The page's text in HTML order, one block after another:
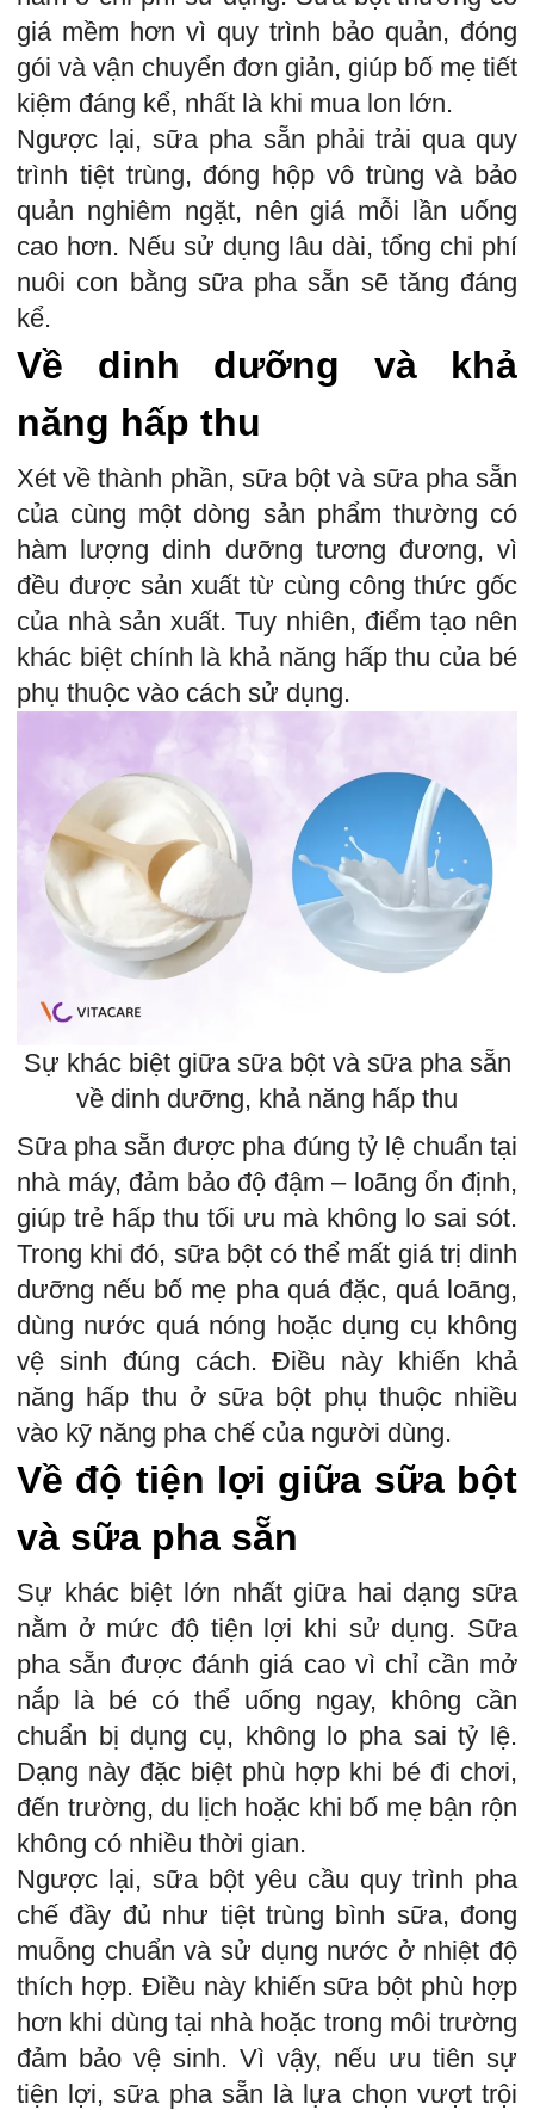
giá mềm hơn vì quy trình bảo quản, đóng
gói và vận chuyển đơn giản, giúp bố mẹ tiết
kiệm đáng kể, nhất là khi mua lon lớn.
Ngược lại, sữa pha sẵn phải trải qua quy
trình tiệt trùng, đóng hộp vô trùng và bảo
quản nghiêm ngặt, nên giá mỗi lần uống
cao hơn. Nếu sử dụng lâu dài, tổng chi phí
nuôi con bằng sữa pha sẵn sẽ tăng đáng
kể.
Về dinh dưỡng và khả
năng hấp thu
Xét về thành phần, sữa bột và sữa pha sẵn
của cùng một dòng sản phẩm thường có
hàm lượng dinh dưỡng tương đương, vì
đều được sản xuất từ cùng công thức gốc
của nhà sản xuất. Tuy nhiên, điểm tạo nên
khác biệt chính là khả năng hấp thu của bé
phụ thuộc vào cách sử dụng.
Sự khác biệt giữa sữa bột và sữa pha sẵn
về dinh dưỡng, khả năng hấp thu
Sữa pha sẵn được pha đúng tỷ lệ chuẩn tại
nhà máy, đảm bảo độ đậm – loãng ổn định,
giúp trẻ hấp thu tối ưu mà không lo sai sót.
Trong khi đó, sữa bột có thể mất giá trị dinh
dưỡng nếu bố mẹ pha quá đặc, quá loãng,
dùng nước quá nóng hoặc dụng cụ không
vệ sinh đúng cách. Điều này khiến khả
năng hấp thu ở sữa bột phụ thuộc nhiều
vào kỹ năng pha chế của người dùng.
Về độ tiện lợi giữa sữa bột
và sữa pha sẵn
Sự khác biệt lớn nhất giữa hai dạng sữa
nằm ở mức độ tiện lợi khi sử dụng. Sữa
pha sẵn được đánh giá cao vì chỉ cần mở
nắp là bé có thể uống ngay, không cần
chuẩn bị dụng cụ, không lo pha sai tỷ lệ.
Dạng này đặc biệt phù hợp khi bé đi chơi,
đến trường, du lịch hoặc khi bố mẹ bận rộn
không có nhiều thời gian.
Ngược lại, sữa bột yêu cầu quy trình pha
chế đầy đủ như tiệt trùng bình sữa, đong
muỗng chuẩn và sử dụng nước ở nhiệt độ
thích hợp. Điều này khiến sữa bột phù hợp
hơn khi dùng tại nhà hoặc trong môi trường
đảm bảo vệ sinh. Vì vậy, nếu ưu tiên sự
tiện lợi, sữa pha sẵn là lựa chọn vượt trội